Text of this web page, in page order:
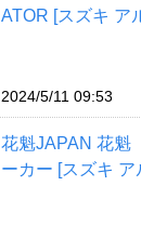
ATOR [スズキ ア
2024/5/11 09:53
花魁JAPAN 花
ーカー [スズキ